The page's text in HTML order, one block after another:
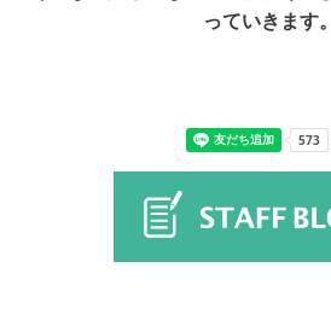
っていきます。